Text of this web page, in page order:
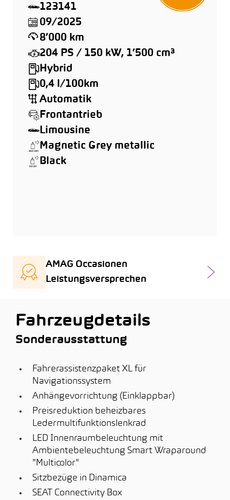
123141
09/2025
8’000 km
204 PS / 150 kW, 1’500 cm³
Hybrid
0,4 l/100km
Automatik
Frontantrieb
Limousine
Magnetic Grey metallic
Black
AMAG Occasionen
Leistungsversprechen
Fahrzeugdetails
Sonderausstattung
Fahrerassistenzpaket XL für
Navigationssystem
Anhängevorrichtung (Einklappbar)
Preisreduktion beheizbares
Ledermultifunktionslenkrad
LED Innenraumbeleuchtung mit
Ambientebeleuchtung Smart Wraparound
"Multicolor"
Sitzbezüge in Dinamica
SEAT Connectivity Box